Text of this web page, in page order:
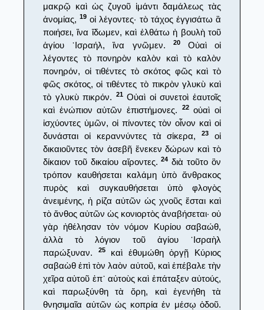
μακρῷ καὶ ὡς ζυγοῦ ἱμάντι δαμάλεως τὰς
ἀνομίας,19 οἱ λέγοντες· τὸ τάχος ἐγγισάτω ἃ
ποιήσει, ἵνα ἴδωμεν, καὶ ἐλθάτω ἡ βουλὴ τοῦ
ἁγίου ᾿Ισραήλ, ἵνα γνῶμεν.
20Οὐαὶ οἱ
λέγοντες τὸ πονηρὸν καλὸν καὶ τὸ καλὸν
πονηρόν, οἱ τιθέντες τὸ σκότος φῶς καὶ τὸ
φῶς σκότος, οἱ τιθέντες τὸ πικρὸν γλυκὺ καὶ
τὸ γλυκὺ πικρόν.
21Οὐαὶ οἱ συνετοὶ ἑαυτοῖς
καὶ ἐνώπιον αὐτῶν ἐπιστήμονες.
22οὐαὶ οἱ
ἰσχύοντες ὑμῶν, οἱ πίνοντες τὸν οἶνον καὶ οἱ
δυνάσται οἱ κεραννύντες τὰ σίκερα,23
οἱ
δικαιοῦντες τὸν ἀσεβῆ ἕνεκεν δώρων καὶ τὸ
δίκαιον τοῦ δικαίου αἴροντες.24 διὰ τοῦτο ὃν
τρόπον καυθήσεται καλάμη ὑπὸ ἄνθρακος
πυρὸς καὶ συγκαυθήσεται ὑπὸ φλογὸς
ἀνειμένης, ἡ ρίζα αὐτῶν ὡς χνοῦς ἔσται καὶ
τὸ ἄνθος αὐτῶν ὡς κονιορτὸς ἀναβήσεται· οὐ
γὰρ ἠθέλησαν τὸν νόμον Κυρίου σαβαώθ,
ἀλλὰ τὸ λόγιον τοῦ ἁγίου ᾿Ισραὴλ
παρώξυναν.
25καὶ ἐθυμώθη ὀργῇ Κύριος
σαβαὼθ ἐπὶ τὸν λαὸν αὐτοῦ, καὶ ἐπέβαλε τὴν
χεῖρα αὐτοῦ ἐπ᾿ αὐτοὺς καὶ ἐπάταξεν αὐτούς,
καὶ παρωξύνθη τὰ ὄρη, καὶ ἐγενήθη τὰ
θνησιμαῖα αὐτῶν ὡς κοπρία ἐν μέσῳ ὁδοῦ.